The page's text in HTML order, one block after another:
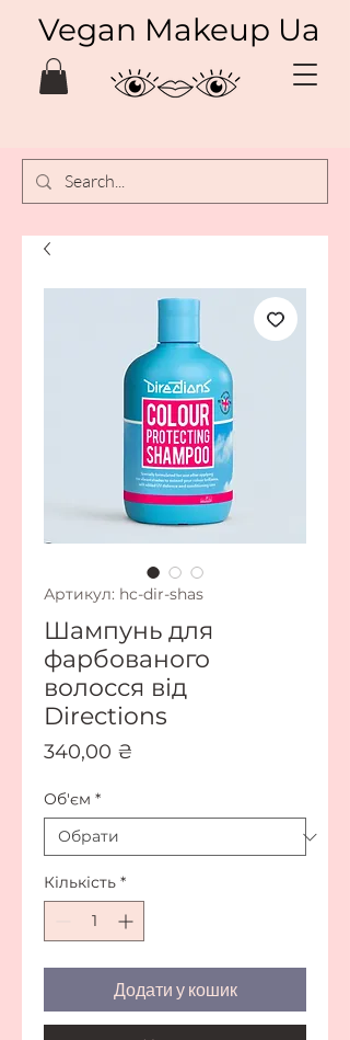
Vegan Makeup Ua
Артикул: hc-dir-shas
Шампунь для
фарбованого
волосся від
Directions
340,00 ₴
Об'єм *
Кількість *
Додати у кошик